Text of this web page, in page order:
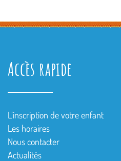
Accès rapide
L’inscription de votre enfant
Les horaires
Nous contacter
Actualités